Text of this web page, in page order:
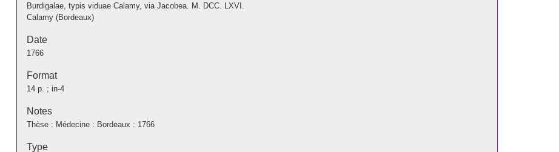
Burdigalae, typis viduae Calamy, via Jacobea. M. DCC. LXVI.
Calamy (Bordeaux)
Date
1766
Format
14 p. ; in-4
Notes
Thèse : Médecine : Bordeaux : 1766
Type